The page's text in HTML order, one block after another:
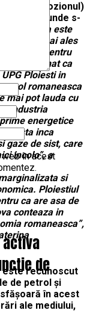
(simpozionul)
unde s-
Romania este
mai ales
Comisiei pentru
a mentionat ca
Ploiesti in
romaneasca
mai pot lauda cu
industria
energetice
Exista inca
gaze de sist, care
incolo”, a
si
Ploiestiul
ca are asa de
conteaza in
romaneasca”,
este recunoscut
de petrol și
în acest
ale mediului,
în acest
activa
de